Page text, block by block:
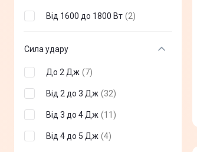
Від 1600 до 1800 Вт (2)
Сила удару
До 2 Дж (7)
Від 2 до 3 Дж (32)
Від 3 до 4 Дж (11 )
Від 4 до 5 Дж (4)